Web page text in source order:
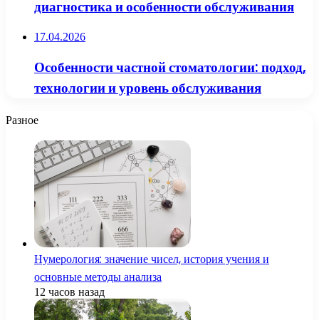
диагностика и особенности обслуживания
17.04.2026
Особенности частной стоматологии: подход,
технологии и уровень обслуживания
Разное
Нумерология: значение чисел, история учения и
основные методы анализа
12 часов назад